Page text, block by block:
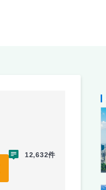
12,632件